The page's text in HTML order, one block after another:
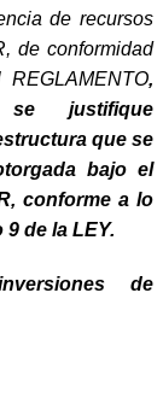
de recursos
de conformidad
,
se justifique
que se
bajo el
conforme a lo
de la LEY.
de